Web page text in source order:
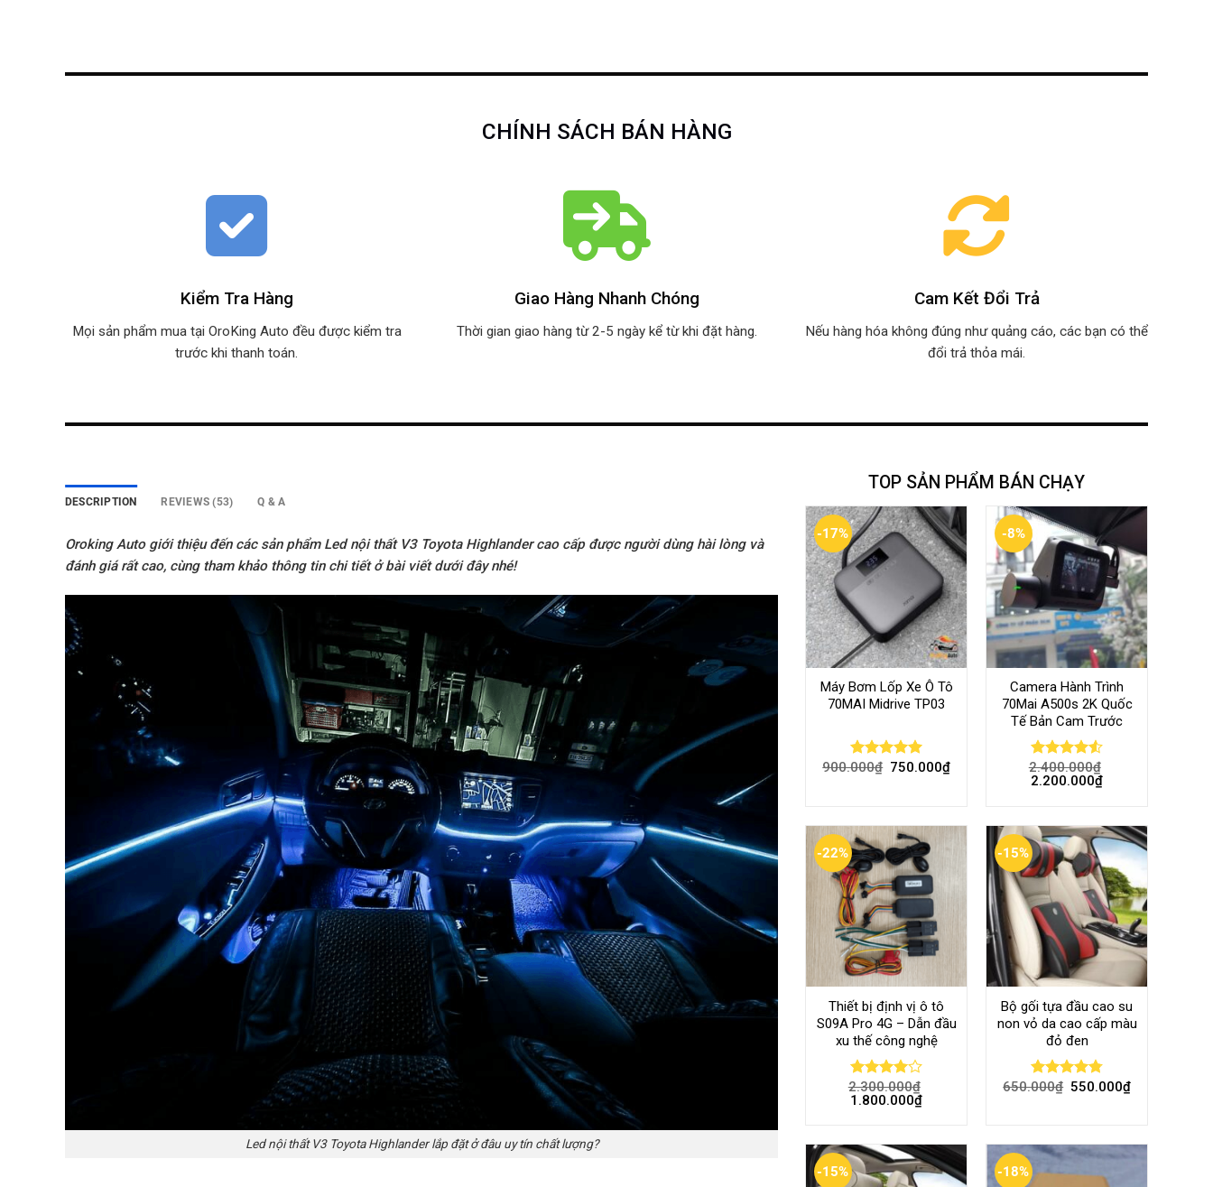
CHÍNH SÁCH BÁN HÀNG
Kiểm Tra Hàng
Mọi sản phẩm mua tại OroKing Auto đều được kiểm tra
trước khi thanh toán.
Giao Hàng Nhanh Chóng
Thời gian giao hàng từ 2-5 ngày kể từ khi đặt hàng.
Cam Kết Đổi Trả
Nếu hàng hóa không đúng như quảng cáo, các bạn có thể
đổi trả thỏa mái.
DESCRIPTION REVIEWS (53) Q & A
Oroking Auto giới thiệu đến các sản phẩm Led nội thất V3 Toyota Highlander cao cấp được người dùng hài lòng và
đánh giá rất cao, cùng tham khảo thông tin chi tiết ở bài viết dưới đây nhé!
Led nội thất V3 Toyota Highlander lắp đặt ở đâu uy tín chất lượng?
TOP SẢN PHẨM BÁN CHẠY
-17%
Máy Bơm Lốp Xe Ô Tô
70MAI Midrive TP03
Rated 5.00
900.000₫ 750.000₫
-8%
Camera Hành Trình
70Mai A500s 2K Quốc
Tế Bản Cam Trước
Rated4.56
out of 5
2.400.000₫
2.200.000₫
-22%
Thiết bị định vị ô tô
S09A Pro 4G – Dẫn đầu
xu thế công nghệ
Rated
4.00out
2.300.000₫
1.800.000₫
-15%
Bộ gối tựa đầu cao su
non vỏ da cao cấp màu
đỏ đen
Rated4.80
650.000₫ 550.000₫
-15% -18%